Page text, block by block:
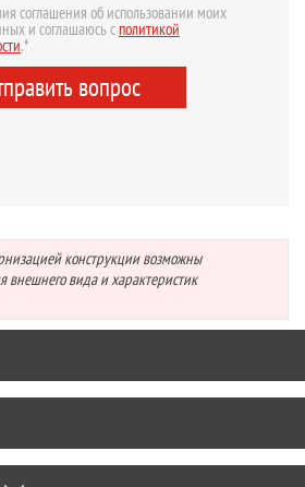
соглашения об использовании моих
и соглашаюсь сполитикой
.*
вопрос
конструкции возможны
внешнего вида и характеристик